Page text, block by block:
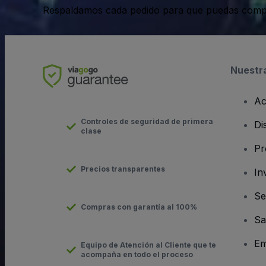
Respaldamos cada pedido para que puedas
Controles de seguridad de primera
clase
Precios transparentes
Compras con garantía al 100%
Equipo de Atención al Cliente que te
acompaña en todo el proceso